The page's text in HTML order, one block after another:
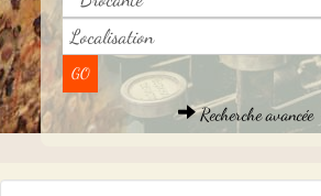
Recherche avancée